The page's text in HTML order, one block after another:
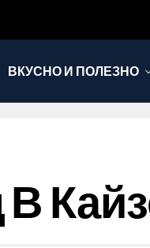
ВКУСНО И ПОЛЕЗНО